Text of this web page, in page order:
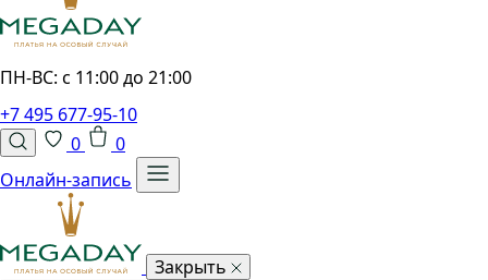
ПН-ВС: с 11:00 до 21:00
+7 495 677-95-10
0
0
Онлайн-запись
Закрыть